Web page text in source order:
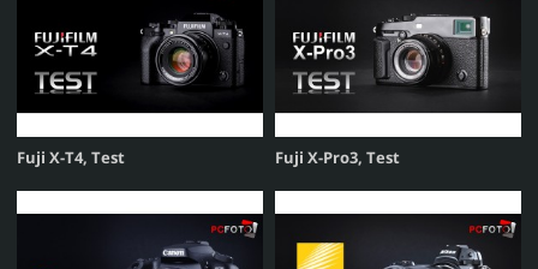
Najnoviji testovi